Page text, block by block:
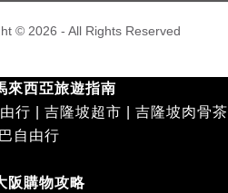
© 2026 - All Rights Reserved
來西亞旅遊指南
行
吉隆坡超市 吉隆坡肉骨茶
自由行
阪購物攻略